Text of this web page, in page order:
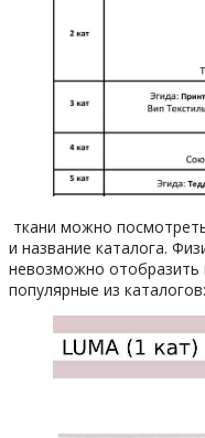
ткани можно
и название каталога.
невозможно отобразить
популярные из каталогов: